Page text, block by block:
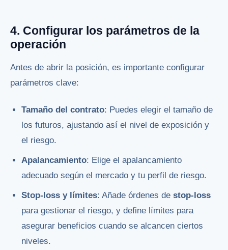
4. Configurar los parámetros de la
operación
Antes de abrir la posición, es importante configurar
parámetros clave:
Tamaño del contrato: Puedes elegir el tamaño de
los futuros, ajustando así el nivel de exposición y
el riesgo.
Apalancamiento: Elige el apalancamiento
adecuado según el mercado y tu perfil de riesgo.
Stop-loss y límites: Añade órdenes destop-loss
para gestionar el riesgo, y define límites para
asegurar beneficios cuando se alcancen ciertos
niveles.